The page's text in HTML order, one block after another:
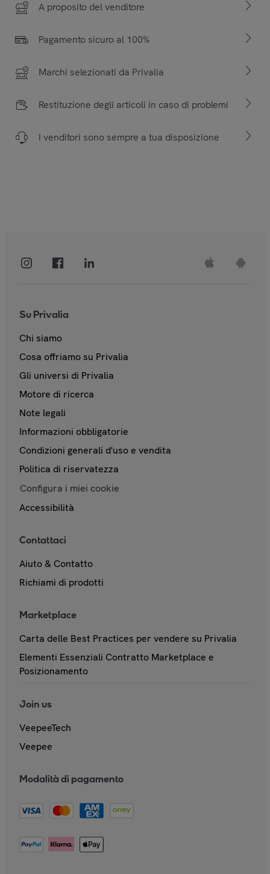
A proposito del venditore
Pagamento sicuro al 100%
Marchi selezionati da Privalia
Restituzione degli articoli in caso di problemi
I venditori sono sempre a tua disposizione
Su Privalia
Chi siamo
Cosa offriamo su Privalia
Gli universi di Privalia
Motore di ricerca
Note legali
Informazioni obbligatorie
Condizioni generali d'uso e vendita
Politica di riservatezza
Configura i miei cookie
Accessibilità
Contattaci
Aiuto & Contatto
Richiami di prodotti
Marketplace
Carta delle Best Practices per vendere su Privalia
Elementi Essenziali Contratto Marketplace e
Posizionamento
Join us
VeepeeTech
Veepee
Modalità di pagamento